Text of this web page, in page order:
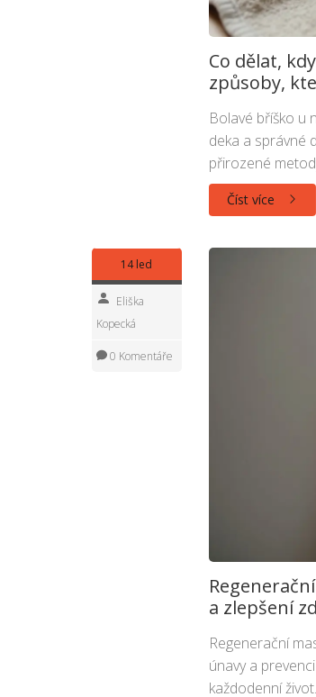
Co dělat,
způsoby,
Bolavé bříško u
deka a správné
přirozené
Číst více
14 led
Eliška
Kopecká
0 Komentáře
a zlepšení
Regenerační
únavy a
každodenní život.